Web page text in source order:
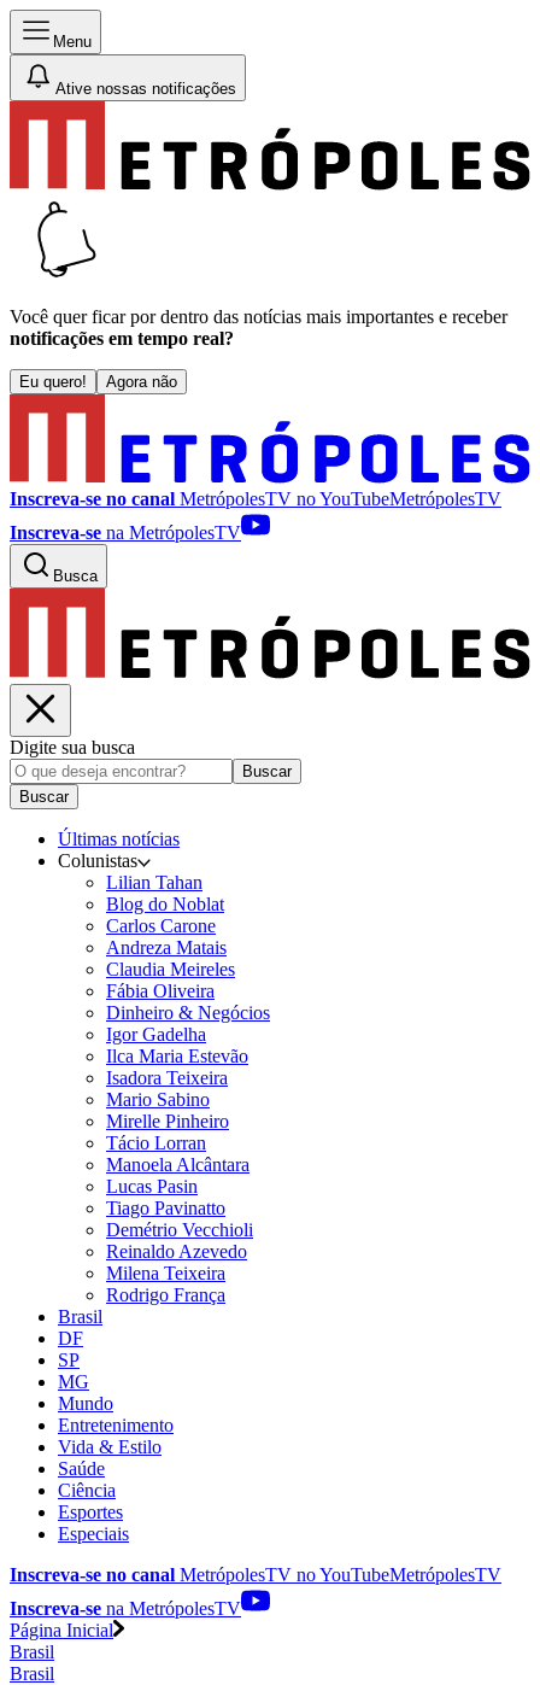
Menu
Ative nossas notificações
Você quer ficar por dentro das notícias mais importantes e receber
notificações em tempo real?
Eu quero! Agora não
Inscreva-se no canal MetrópolesTV noYouTubeMetrópolesTV
Inscreva-se na MetrópolesTV
Busca
Digite sua busca
Buscar
Buscar
Últimas notícias
Colunistas
Lilian Tahan
Blog do Noblat
Carlos Carone
Andreza Matais
Claudia Meireles
Fábia Oliveira
Dinheiro & Negócios
Igor Gadelha
Ilca Maria Estevão
Isadora Teixeira
Mario Sabino
Mirelle Pinheiro
Tácio Lorran
Manoela Alcântara
Lucas Pasin
Tiago Pavinatto
Demétrio Vecchioli
Reinaldo Azevedo
Milena Teixeira
Rodrigo França
Brasil
DF
SP
MG
Mundo
Entretenimento
Vida & Estilo
Saúde
Ciência
Esportes
Especiais
Inscreva-se no canal MetrópolesTV noYouTubeMetrópolesTV
Inscreva-se na MetrópolesTV
Página Inicial
Brasil
Brasil